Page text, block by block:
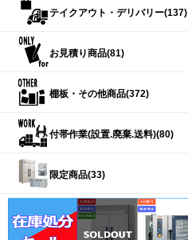
テイクアウト・デリバリー(137)
お見積り商品(81)
棚板・その他商品(372)
付帯作業(設置.廃棄.送料)(80)
限定商品(33)